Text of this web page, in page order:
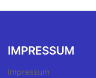
IMPRESSUM
Impressum